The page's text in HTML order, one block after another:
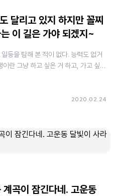
있지 하지만 꼴찌
인 것을 그래도 내가 가는 이 길은 가야 되겠지~
등을 탐해 본 적이 없다. 능력도 없거
란 그냥 하고 싶은 거 하고, 가고 싶은
2020.02.24
곡이 잠긴다네. 고운동